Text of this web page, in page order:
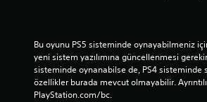
n
o
y
u
n
Bu oyunu PS5 sisteminde oynayabilmeniz
yeni sistem yazılımına güncellenmesi
sisteminde oynanabilse de, PS4 sisteminde
özellikler burada mevcut olmayabilir.
PlayStation.com/bc.